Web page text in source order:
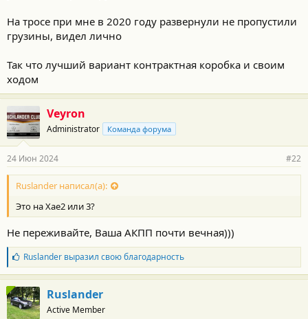
На тросе при мне в 2020 году развернули не пропустили
грузины, видел лично
Так что лучший вариант контрактная коробка и своим
ходом
Veyron
Administrator Команда форума
24 Июн 2024 #22
Ruslander написал(а):
Это на Хае2 или 3?
Не переживайте, Ваша АКПП почти вечная)))
Б
л
а
г
о
д
Ruslanderвыразил свою благодарность
Ruslander
Active Member